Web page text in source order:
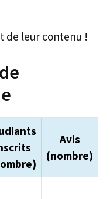
de leur contenu !
Avis
(nombre)